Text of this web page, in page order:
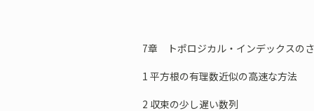
7章 トポロジカル・インデックスの
1 平方根の有理数近似の高速な方法
2 収束の少し遅い数列